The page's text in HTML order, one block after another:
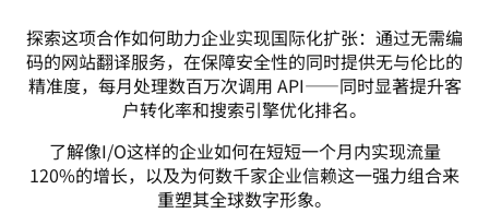
探索这项合作如何助力企业实现国际化扩张：通过无需编
码的网站翻译服务，在保障安全性的同时提供无与伦比的
精准度，每月处理数百万次调用 API——同时显著提升客
户转化率和搜索引擎优化排名。
了解像I/O这样的企业如何在短短一个月内实现流量
120%的增长，以及为何数千家企业信赖这一强力组合来
重塑其全球数字形象。